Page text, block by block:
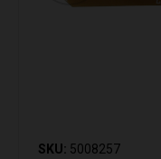
SKU: 5008257